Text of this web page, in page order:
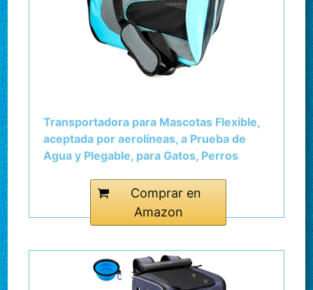
Transportadora para Mascotas Flexible,
aceptada por aerolíneas, a Prueba de
Agua y Plegable, para Gatos, Perros
Autos (46 x 29 x 25,4 cm)
Comprar en
Amazon